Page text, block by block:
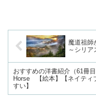
魔道祖師
～シリア
おすすめの洋書紹介（61冊
Horse 【絵本】【ネイティ
すい】